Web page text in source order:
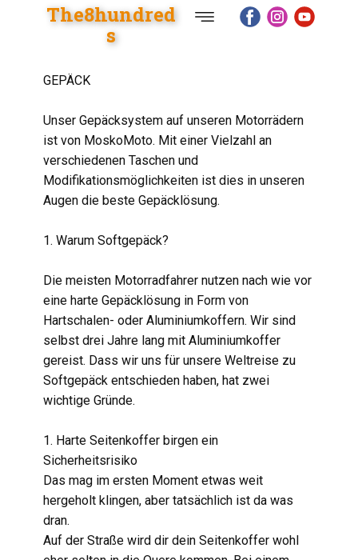
Shop
Reise
Blog
Motorräder
Ausrüstung
The8hundred
s
GEPÄCK
Unser Gepäcksystem auf unseren Motorrädern
ist von MoskoMoto. Mit einer Vielzahl an
verschiedenen Taschen und
Modifikationsmöglichkeiten ist dies in unseren
Augen die beste Gepäcklösung.
1. Warum Softgepäck?
Die meisten Motorradfahrer nutzen nach wie vor
eine harte Gepäcklösung in Form von
Hartschalen- oder Aluminiumkoffern. Wir sind
selbst drei Jahre lang mit Aluminiumkoffer
gereist. Dass wir uns für unsere Weltreise zu
Softgepäck entschieden haben, hat zwei
wichtige Gründe.
1. Harte Seitenkoffer birgen ein
Sicherheitsrisiko
Das mag im ersten Moment etwas weit
hergeholt klingen, aber tatsächlich ist da was
dran.
Auf der Straße wird dir dein Seitenkoffer wohl